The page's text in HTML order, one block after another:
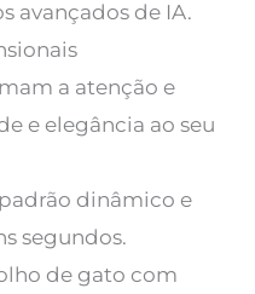
avançados de IA.
a atenção e
e elegância ao seu
dinâmico e
segundos.
de gato com